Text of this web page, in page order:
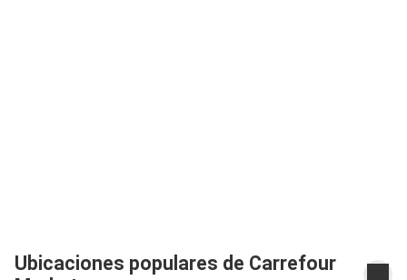
Ubicaciones populares de Carrefour